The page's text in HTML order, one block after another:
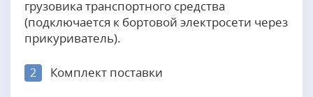
грузовика транспортного средства
(подключается к бортовой электросети через
прикуриватель).
2 Комплект поставки